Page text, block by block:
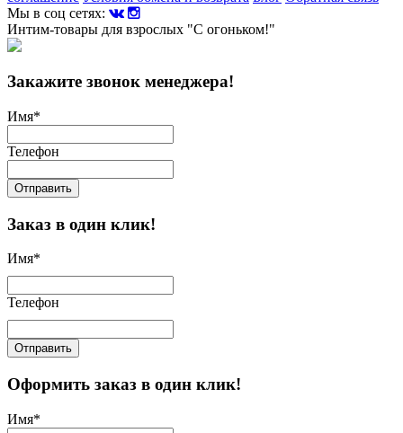
Мы в соц сетях:
Интим-товары для взрослых "С огоньком!"
Закажите звонок менеджера!
Имя*
Телефон
Отправить
Заказ в один клик!
Имя*
Телефон
Отправить
Оформить заказ в один клик!
Имя*